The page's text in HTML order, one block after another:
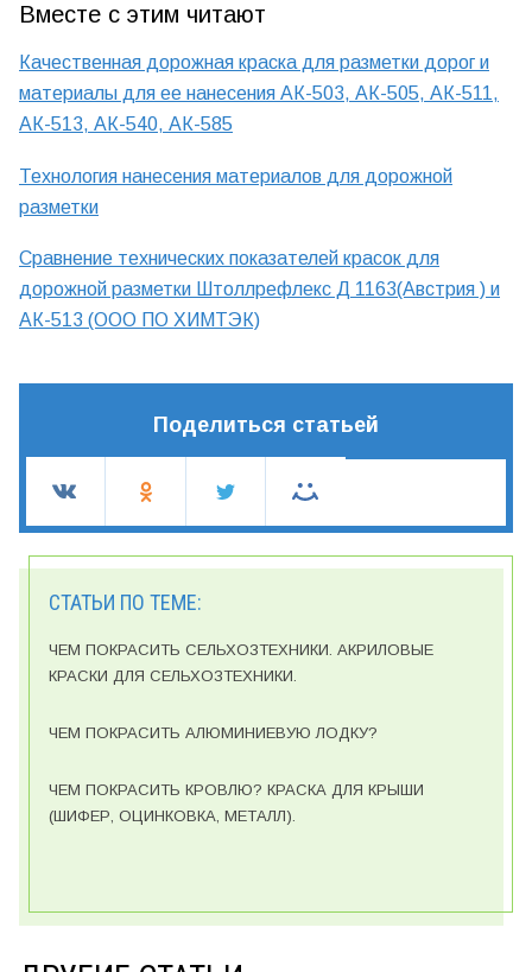
Вместе с этим читают
Качественная дорожная краска для разметки дорог и
материалы для ее нанесения АК-503, АК-505, АК-511,
АК-513, АК-540, АК-585
Технология нанесения материалов для дорожной
разметки
Сравнение технических показателей красок для
дорожной разметки Штоллрефлекс Д 1163(Австрия ) и
АК-513 (ООО ПО ХИМТЭК)
Поделиться статьей
СТАТЬИ ПО ТЕМЕ:
ЧЕМ ПОКРАСИТЬ СЕЛЬХОЗТЕХНИКИ. АКРИЛОВЫЕ
КРАСКИ ДЛЯ СЕЛЬХОЗТЕХНИКИ.
ЧЕМ ПОКРАСИТЬ АЛЮМИНИЕВУЮ ЛОДКУ?
ЧЕМ ПОКРАСИТЬ КРОВЛЮ? КРАСКА ДЛЯ КРЫШИ
(ШИФЕР, ОЦИНКОВКА, МЕТАЛЛ).